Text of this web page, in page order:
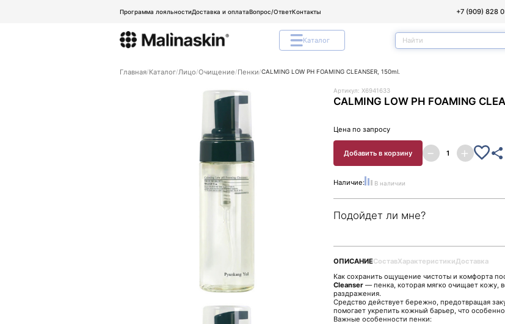
Программа лояльностиДоставка и оплатаВопрос/ОтветКонтакты +7 (909) 828
Каталог
Главная Каталог Лицо Очищение Пенки CALMING LOW PH FOAMING CLEANSER, 150ml.
Артикул: X6941633
CALMING LOW PH FOAMING
Цена по запросу
Добавить в корзину
Наличие: В наличии
Подойдет ли мне?
ОПИСАНИЕСоставХарактеристикиДоставка
Как сохранить ощущение чистоты и комфорта
Cleanser — пенка, которая мягко очищает кожу,
раздражения.
Средство действует бережно, предотвращая
помогает укрепить кожный барьер, что
Важные особенности пенки: